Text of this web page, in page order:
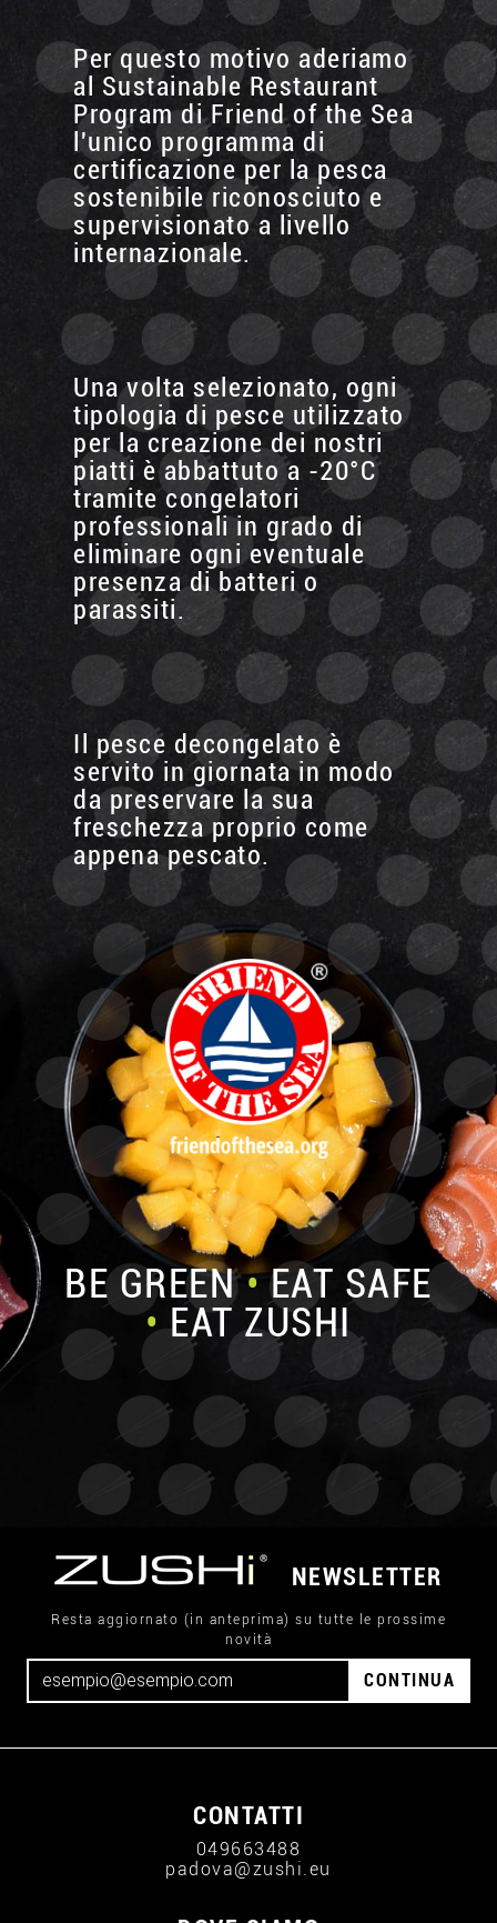
Per questo motivo aderiamo
al Sustainable Restaurant
Program di Friend of the Sea
l'unico programma di
certificazione per la pesca
sostenibile riconosciuto e
supervisionato a livello
internazionale.
Una volta selezionato, ogni
tipologia di pesce utilizzato
per la creazione dei nostri
piatti è abbattuto a -20°C
tramite congelatori
professionali in grado di
eliminare ogni eventuale
presenza di batteri o
parassiti.
Il pesce decongelato è
servito in giornata in modo
da preservare la sua
freschezza proprio come
appena pescato.
BE GREEN•EAT SAFE
•EAT ZUSHI
NEWSLETTER
Resta aggiornato (in anteprima) su tutte le prossime
novità
CONTINUA
CONTATTI
049663488
padova@zushi.eu